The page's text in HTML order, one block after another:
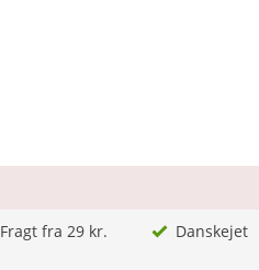
Fragt fra 29 kr. Danskejet